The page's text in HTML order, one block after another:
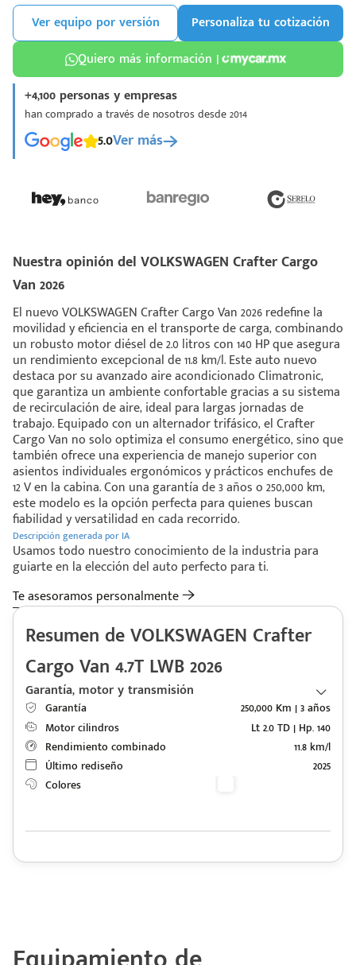
Nuestra opinión del VOLKSWAGEN Crafter Cargo
Van 2026
El nuevo VOLKSWAGEN Crafter Cargo Van 2026 redefine la
movilidad y eficiencia en el transporte de carga, combinando
un robusto motor diésel de 2.0 litros con 140 HP que asegura
un rendimiento excepcional de 11.8 km/l. Este auto nuevo
destaca por su avanzado aire acondicionado Climatronic,
que garantiza un ambiente confortable gracias a su sistema
de recirculación de aire, ideal para largas jornadas de
trabajo. Equipado con un alternador trifásico, el Crafter
Cargo Van no solo optimiza el consumo energético, sino que
también ofrece una experiencia de manejo superior con
asientos individuales ergonómicos y prácticos enchufes de
12 V en la cabina. Con una garantía de 3 años o 250,000 km,
este modelo es la opción perfecta para quienes buscan
fiabilidad y versatilidad en cada recorrido.
Descripción generada por IA
Usamos todo nuestro conocimiento de la industria para
guiarte en la elección del auto perfecto para ti.
Te asesoramos personalmente
Resumen de VOLKSWAGEN Crafter
Cargo Van 4.7T LWB 2026
Garantía, motor y transmisión
Garantía
250,000 Km | 3 años
Motor cilindros
Lt 2.0 TD | Hp. 140
Rendimiento combinado
11.8 km/l
Último rediseño
2025
Colores
Ver equipo por versión
Personaliza tu cotización
Quiero más información |
+4,100 personas y empresas
han comprado a través de nosotros desde 2014
5.0Ver más